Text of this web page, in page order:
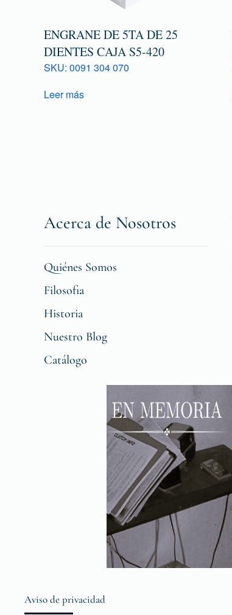
ENGRANE DE 5TA DE 25
DIENTES CAJA S5-420
SKU: 0091 304 070
Leer más
Acerca de Nosotros
Quiénes Somos
Filosofia
Historia
Nuestro Blog
Catálogo
Aviso de privacidad